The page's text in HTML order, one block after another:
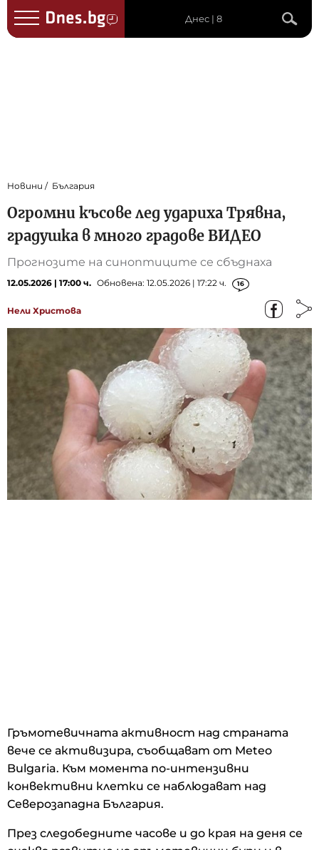
Днес | 8
Новини България
Огромни късове лед удариха Трявна,
градушка в много градове ВИДЕО
Прогнозите на синоптиците се сбъднаха
12.05.2026 | 17:00 ч. Обновена: 12.05.2026 | 17:22 ч. 16
Нели Христова
Гръмотевичната активност над страната
вече се активизира, съобщават от Meteo
Bulgaria. Към момента по-интензивни
конвективни клетки се наблюдават над
Северозападна България.
През следобедните часове и до края на деня се